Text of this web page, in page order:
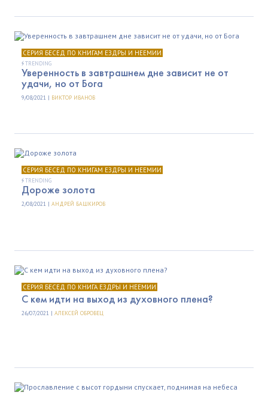
СЕРИЯ БЕСЕД ПО КНИГАМ ЕЗДРЫ И НЕЕМИИ
TRENDING
Уверенность в завтрашнем дне зависит не от
удачи, но от Бога
9/08/2021 | ВИКТОР ИВАНОВ
СЕРИЯ БЕСЕД ПО КНИГАМ ЕЗДРЫ И НЕЕМИИ
TRENDING
Дороже золота
2/08/2021 | АНДРЕЙ БАШКИРОВ
СЕРИЯ БЕСЕД ПО КНИГА ЕЗДРЫ И НЕЕМИИ
C кем идти на выход из духовного плена?
26/07/2021 | АЛЕКСЕЙ ОБРОВЕЦ